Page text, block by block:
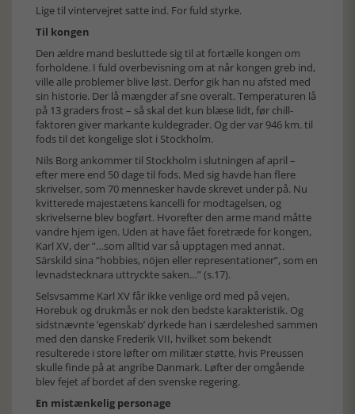
Lige til vintervejret satte ind. For fuld styrke.
Til kongen
Den ældre mand besluttede sig til at fortælle kongen om
forholdene. I fuld overbevisning om at når kongen greb ind,
ville alle problemer blive løst. Derfor gik han nu afsted med
sin historie. Der lå mængder af sne overalt. Temperaturen lå
på 13 graders frost – så skal det kun blæse lidt, før chill-
faktoren giver markante kuldegrader. Og der var 946 km. til
fods til det kongelige slot i Stockholm.
Nils Borg ankommer til Stockholm i slutningen af april –
efter mere end 50 dage til fods. Med sig havde han flere
skrivelser, som 70 mennesker havde skrevet under på. Nu
kvitterede majestætens kancelli for modtagelsen, og
skrivelserne blev bogført. Hvorefter den arme mand måtte
vandre hjem igen. Uden at have fået foretræde for kongen,
Karl XV, der ”…som alltid var så upptagen med annat.
Särskild sina ”hobbies, nöjen eller representationer”, som en
levnadstecknara uttryckte saken…” (s.17).
Selsvsamme Karl XV får ikke venlige ord med på vejen,
Horebuk og drukmås er nok den bedste karakteristik. Og
sidstnævnte ’egenskab’ dyrkede han i særdeleshed sammen
med den danske Frederik VII, hvilket som bekendt
resulterede i store løfter om militær støtte, hvis Preussen
skulle finde på at angribe Danmark. Løfter der omgående
blev fejet af bordet af den svenske regering.
En mistænkelig personage